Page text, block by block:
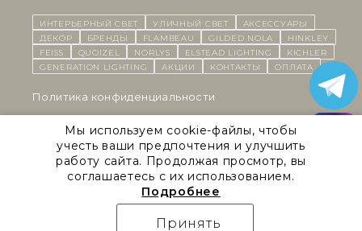
ИНТЕРЬЕРНЫЙ СВЕТ уличный СВЕТ
Аксессуары
декор
бренды Flambeau Gilded Nola
Hinkley
Feiss
Quoizel Norlys Elstead Lighting
Kichler
Generation Lighting
Акции контакты Оплата
Политика конфиденциальности
Cоглашение на обработку персональных данных
Публичная оферта
Natural Concepts 2026 © Все права защищены
Мы используем cookie-файлы, чтобы
учесть ваши предпочтения и улучшить
работу сайта. Продолжая просмотр, вы
соглашаетесь с их использованием.
Подробнее
Принять